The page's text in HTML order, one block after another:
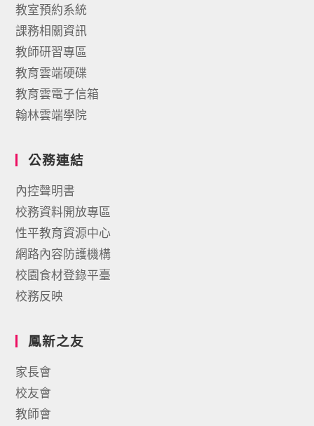
教室預約系統
課務相關資訊
教師研習專區
教育雲端硬碟
教育雲電子信箱
翰林雲端學院
公務連結
內控聲明書
校務資料開放專區
性平教育資源中心
網路內容防護機構
校園食材登錄平臺
校務反映
鳳新之友
家長會
校友會
教師會